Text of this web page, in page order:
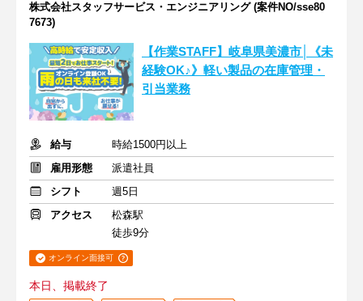
株式会社スタッフサービス・エンジニアリング (案件NO/sse80
7673)
【作業STAFF】岐阜県美濃市│《未
経験OK♪》軽い製品の在庫管理・
引当業務
給与
時給1500円以上
雇用形態
派遣社員
シフト
週5日
アクセス
松森駅
徒歩9分
オンライン面接可
本日、掲載終了